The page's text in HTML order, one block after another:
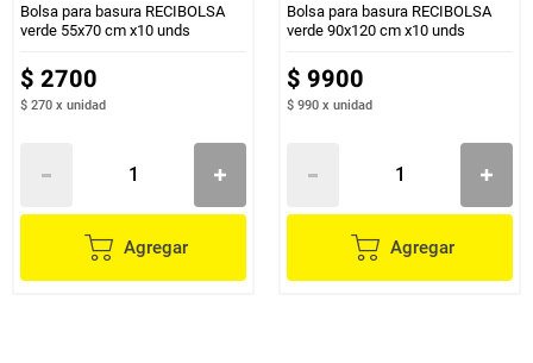
Bolsa para basura RECIBOLSA
verde 55x70 cm x10 unds
$ 2700
$ 270 x unidad
Agregar
Bolsa para basura RECIBOLSA
verde 90x120 cm x10 unds
$ 9900
$ 990 x unidad
Agregar